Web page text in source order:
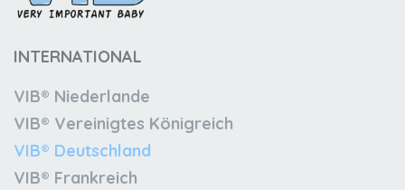
INTERNATIONAL
VIB® Niederlande
VIB® Vereinigtes Königreich
VIB® Deutschland
VIB® Frankreich